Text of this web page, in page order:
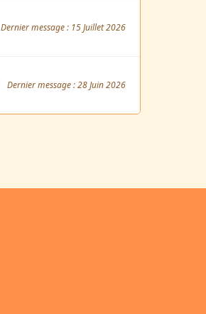
Dernier message : 15 Juillet 2026
Dernier message : 28 Juin 2026